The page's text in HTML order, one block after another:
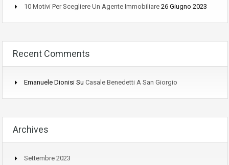
10 Motivi Per Scegliere Un Agente Immobiliare 26 Giugno 2023
Recent Comments
Emanuele Dionisi Su Casale Benedetti A San Giorgio
Archives
Settembre 2023